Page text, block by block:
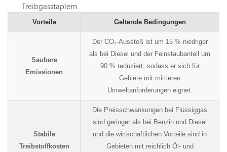
Treibgasstaplern
Vorteile Geltende Bedingungen
Saubere
Emissionen
Der CO₂-Ausstoß ist um 15 % niedriger
als bei Diesel und der Feinstaubanteil um
90 % reduziert, sodass er sich für
Gebiete mit mittleren
Umweltanforderungen eignet.
Stabile
Treibstoffkosten
Die Preisschwankungen bei Flüssiggas
sind geringer als bei Benzin und Diesel
und die wirtschaftlichen Vorteile sind in
Gebieten mit reichlich Öl- und